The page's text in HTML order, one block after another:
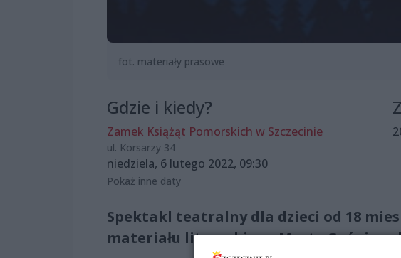
fot. materiały prasowe
Gdzie i kiedy?
Zamek Książąt Pomorskich w Szczecinie
ul. Korsarzy 34
niedziela, 6 lutego 2022, 09:30
Pokaż inne daty
Spektakl teatralny dla dzieci od 18
materiału literackiego Marty